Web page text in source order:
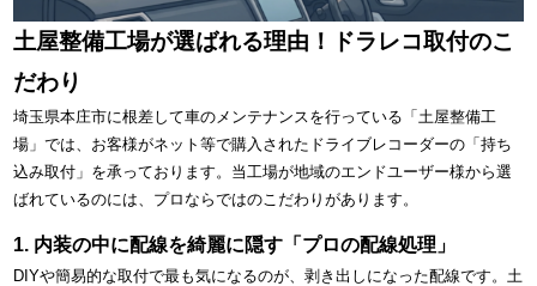
土屋整備工場が選ばれる理由！ドラレコ取付のこ
だわり
埼玉県本庄市に根差して車のメンテナンスを行っている「土屋整備工
場」では、お客様がネット等で購入されたドライブレコーダーの「持ち
込み取付」を承っております。当工場が地域のエンドユーザー様から選
ばれているのには、プロならではのこだわりがあります。
1. 内装の中に配線を綺麗に隠す「プロの配線処理」
DIYや簡易的な取付で最も気になるのが、剥き出しになった配線です。土